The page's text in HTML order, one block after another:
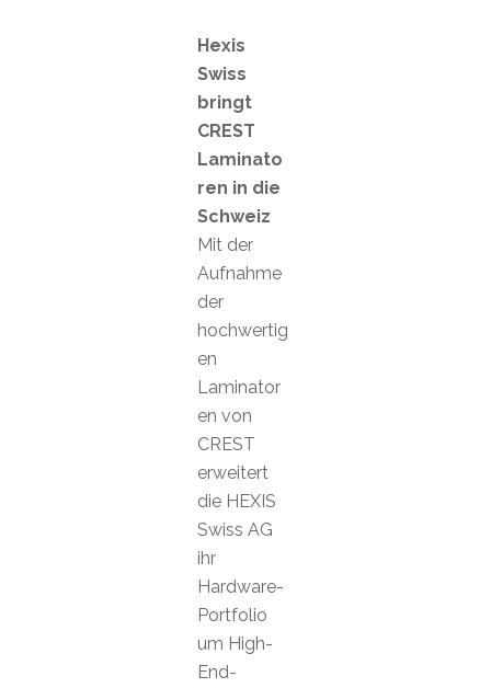
Hexis
Swiss
bringt
CREST
Laminato
ren in die
Schweiz
Mit der
Aufnahme
der
hochwertig
en
Laminator
en von
CREST
erweitert
die HEXIS
Swiss AG
ihr
Hardware-
Portfolio
um High-
End-